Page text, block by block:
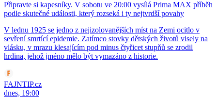
Připravte si kapesníky. V sobotu ve 20:00 vysílá Prima MAX příběh
podle skutečné události, který rozseká i ty nejtvrdší povahy
V lednu 1925 se jedno z nejizolovanějších míst na Zemi ocitlo v
sevření smrtící epidemie. Zatímco stovky dětských životů visely na
vlásku, v mrazu klesajícím pod minus čtyřicet stupňů se zrodil
hrdina, jehož jméno mělo být vymazáno z historie.
FAJNTIP.cz
dnes, 19:00